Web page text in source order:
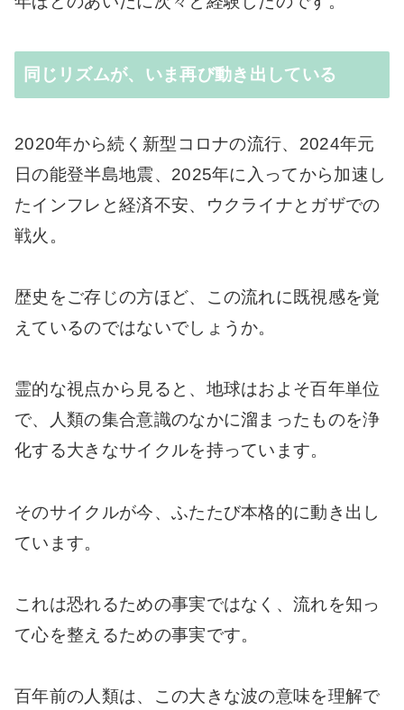
同じリズムが、いま再び動き出している
2020年から続く新型コロナの流行、2024年元
日の能登半島地震、2025年に入ってから加速し
たインフレと経済不安、ウクライナとガザでの
戦火。
歴史をご存じの方ほど、この流れに既視感を覚
えているのではないでしょうか。
霊的な視点から見ると、地球はおよそ百年単位
で、人類の集合意識のなかに溜まったものを浄
化する大きなサイクルを持っています。
そのサイクルが今、ふたたび本格的に動き出し
ています。
これは恐れるための事実ではなく、流れを知っ
て心を整えるための事実です。
百年前の人類は、この大きな波の意味を理解で